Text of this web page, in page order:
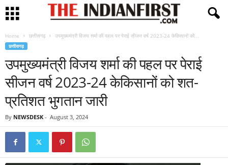
Home छत्तीसगढ़ उपमुख्यमंत्री विजय शर्मा की पहल पर पेराई सीजन वर्ष 2023-24 केकिसानों को...
छत्तीसगढ़
उपमुख्यमंत्री विजय शर्मा की पहल पर पेराई
सीजन वर्ष 2023-24 केकिसानों को शत-
प्रतिशत भुगतान जारी
By NEWSDESK - August 3, 2024